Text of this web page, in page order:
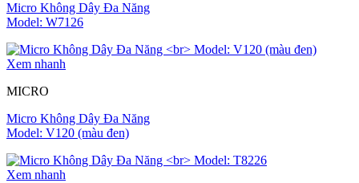
Micro Không Dây Đa Năng
Model: W7126
Xem nhanh
MICRO
Micro Không Dây Đa Năng
Model: V120 (màu đen)
Xem nhanh